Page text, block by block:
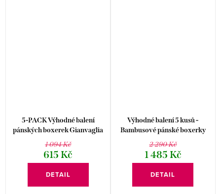
5-PACK Výhodné balení
pánských boxerek Gianvaglia
021
1 094 Kč
615 Kč
DETAIL
Výhodné balení 5 kusů -
Bambusové pánské boxerky
delší nohavička 54005P
2 290 Kč
1 485 Kč
DETAIL